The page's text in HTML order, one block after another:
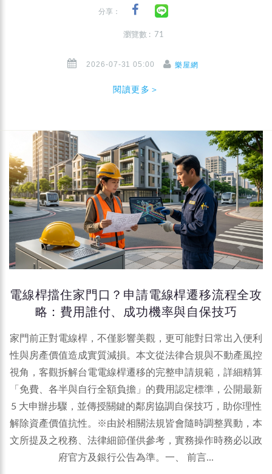
分享：
瀏覽數 : 71
2026-07-31 05:00 樂屋網
閱讀更多＞
電線桿擋住家門口？申請電線桿遷移流程全攻
略：費用誰付、成功機率與自保技巧
家門前正對電線桿，不僅影響美觀，更可能對日常出入便利
性與房產價值造成實質減損。本文從法律合規與不動產風控
視角，客觀拆解台電電線桿遷移的完整申請規範，詳細精算
「免費、各半與自行全額負擔」的費用認定標準，公開最新
5 大申辦步驟，並傳授關鍵的鄰房協調自保技巧，助你理性
解除資產價值抗性。※由於相關法規皆會隨時調整異動，本
文所提及之稅務、法律細節僅供參考，實務操作時務必以政
府官方及銀行公告為準。一、 前言...